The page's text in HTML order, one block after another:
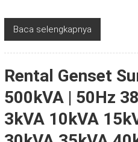
Baca selengkapnya
Rental Genset
500kVA | 50Hz
3kVA 10kVA